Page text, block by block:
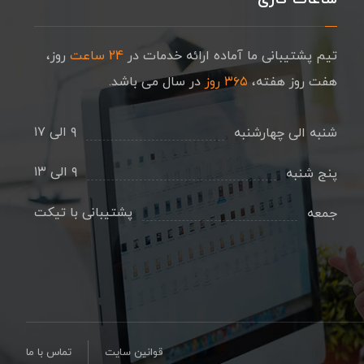
تیم پشتیبانی ما آماده ارائه خدمات در24 ساعت
روز،
هفت روز هفته، ۳۶۵ روز در سال می باشد.
شنبه الی چهارشنبه ۹ الی ۱۷
پنج شنبه ۹ الی ۱۳
جمعه پشتیبانی با تیکت
تماس با ما قوانین سایت